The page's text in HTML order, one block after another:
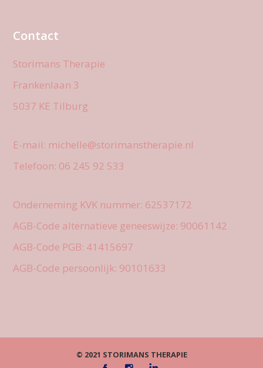
Contact
Storimans Therapie
Frankenlaan 3
5037 KE Tilburg
E-mail: michelle@storimanstherapie.nl
Telefoon: 06 245 92 533
Onderneming KVK nummer: 62537172
AGB-Code alternatieve geneeswijze: 90061142
AGB-Code PGB: 41415697
AGB-Code persoonlijk: 90101633
© 2021 STORIMANS THERAPIE